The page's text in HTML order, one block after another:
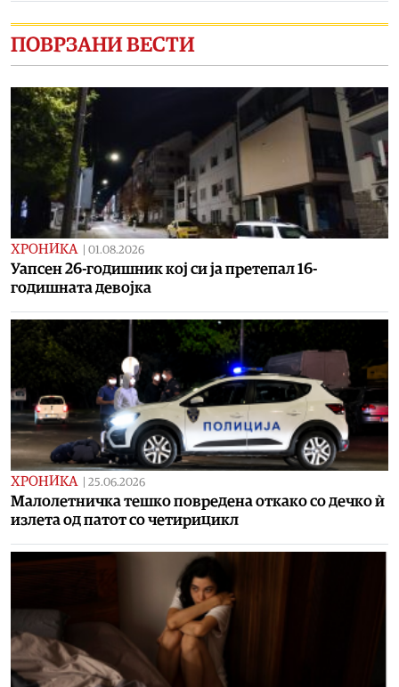
ПОВРЗАНИ ВЕСТИ
ХРОНИКА 01.08.2026
Уапсен 26-годишник кој си ја претепал 16-
годишната девојка
ХРОНИКА 25.06.2026
Maлолетничка тешко повредена откако со дечко ѝ
излета од патот со четирицикл